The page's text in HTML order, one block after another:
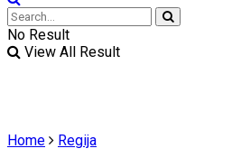
No Result
View All Result
Home Regija